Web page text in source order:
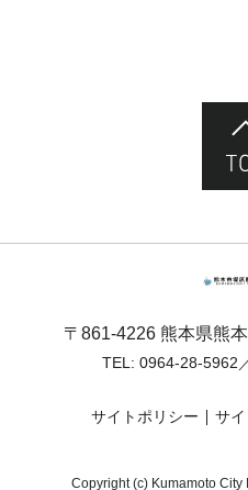
〒861-4226 熊本県熊
TEL: 0964-28-5962
サイトポリシー サ
Copyright (c) Kumamoto